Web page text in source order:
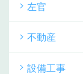
左官
不動産
設備工事